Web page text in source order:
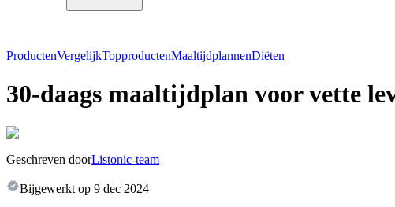
ProductenVergelijkTopproductenMaaltijdplannenDiëten
30-daags maaltijdplan voor vette
Geschreven doorListonic-team
Bijgewerkt op 9 dec 2024